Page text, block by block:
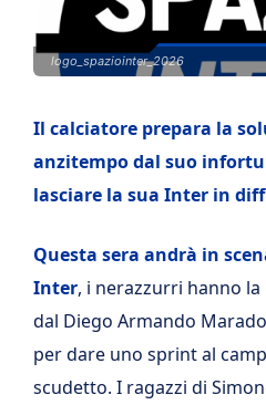
logo_spaziointer_2026
Il calciatore prepara la
anzitempo dal suo
lasciare la sua Inter in
Questa sera andrà in
Inter, i nerazzurri hanno
dal Diego Armando
per dare uno sprint al
scudetto. I ragazzi di